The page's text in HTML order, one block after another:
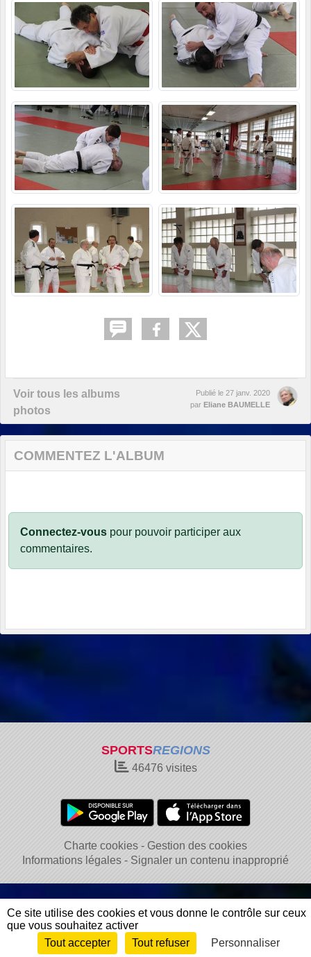
Voir tous les albums
photos
Publié le 27 janv. 2020
par Eliane BAUMELLE
COMMENTEZ L'ALBUM
Connectez-vous pour pouvoir participer aux
commentaires.
SPORTSREGIONS
46476visites
Charte cookies
Gestion des cookies
Informations légales
Signaler un contenu inapproprié
Envie de participer ? Connexion
Ce site utilise des cookies et vous donne le contrôle sur ceux
que vous souhaitez activer
Tout accepter
Tout refuser Personnaliser